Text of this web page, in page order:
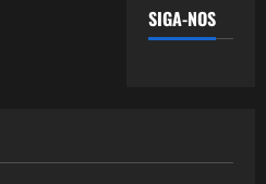
SIGA-NOS